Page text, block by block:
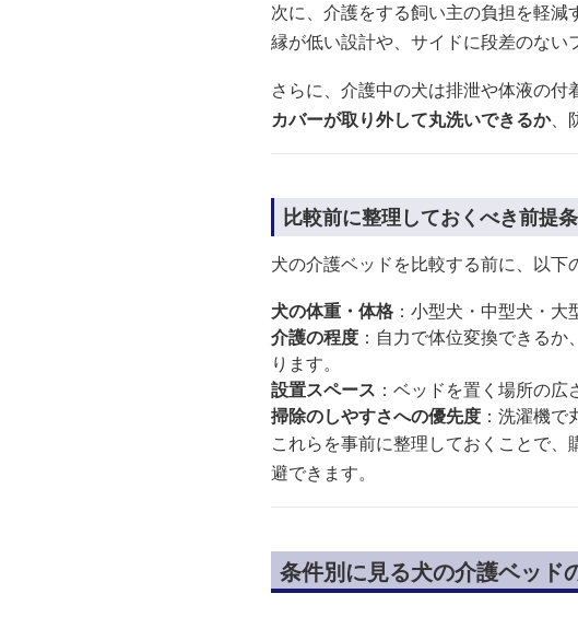
次に、介護をする飼い主の負担を軽減
縁が低い設計や、サイドに段差のない
さらに、介護中の犬は排泄や体液の付
カバーが取り外して丸洗いできるか、
比較前に整理しておくべき前提
犬の介護ベッドを比較する前に、以下
犬の体重・体格 ：小型犬・中型犬・
介護の程度 ：自力で体位変換できる
ります。
設置スペース ：ベッドを置く場所の
掃除のしやすさへの優先度 ：洗濯機
これらを事前に整理しておくことで
避できます。
条件別に見る犬の介護ベッド